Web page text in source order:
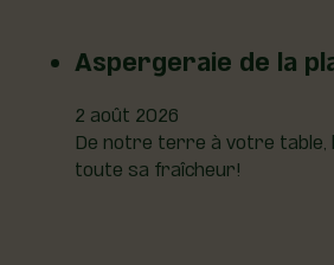
Aspergeraie de la
2 août 2026
De notre terre à votre table,
toute sa fraîcheur!